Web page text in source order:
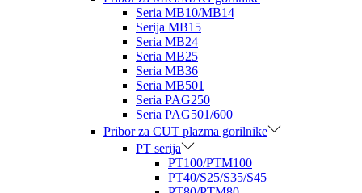
Seria MB10/MB14
Serija MB15
Seria MB24
Seria MB25
Seria MB36
Seria MB501
Seria PAG250
Seria PAG501/600
Pribor za CUT plazma gorilnike
PT serija
PT100/PTM100
PT40/S25/S35/S45